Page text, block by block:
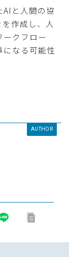
AIと人間の協
作成し、人
クフロー
になる可能性
AUTHOR